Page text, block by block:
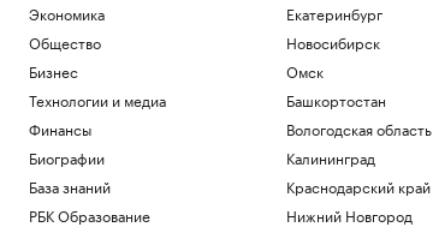
Экономика
Общество
Бизнес
Технологии и медиа
Финансы
Биографии
База знаний
РБК Образование
Екатеринбург
Новосибирск
Омск
Башкортостан
Вологодская область
Калининград
Краснодарский край
Нижний Новгород